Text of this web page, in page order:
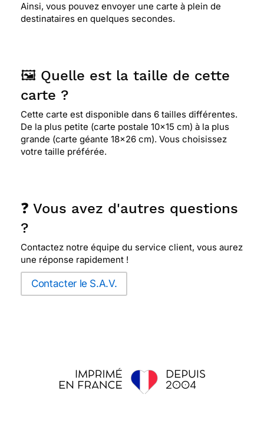
Ainsi, vous pouvez envoyer une carte à plein de
destinataires en quelques secondes.
🖼️ Quelle est la taille de cette
carte ?
Cette carte est disponible dans 6 tailles différentes.
De la plus petite (carte postale 10x15 cm) à la plus
grande (carte géante 18x26 cm). Vous choisissez
votre taille préférée.
❓ Vous avez d'autres questions
?
Contactez notre équipe du service client, vous aurez
une réponse rapidement !
Contacter le S.A.V.